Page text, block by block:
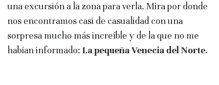
una excursión a la zona para verla. Mira por donde
nos encontramos casi de casualidad con una
sorpresa mucho más increíble y de la que no me
habían informado: La pequeña Venecia del Norte.